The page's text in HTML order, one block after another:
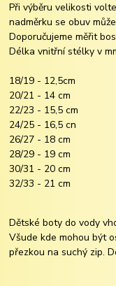
Při výběru velikosti
nadměrku se obuv
Doporučujeme měřit
Délka vnitřní stélky v
18/19 - 12,5cm
20/21 - 14 cm
22/23 - 15,5 cm
24/25 - 16,5 cn
26/27 - 18 cm
28/29 - 19 cm
30/31 - 20 cm
32/33 - 21 cm
Dětské boty do vody
Všude kde mohou být
přezkou na suchý zip.